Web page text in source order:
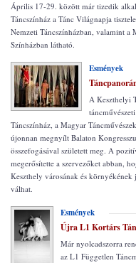
Április 17-29. között már tizedik
Táncszínház a Tánc Világnapja
Nemzeti Táncszínházban, valamint a
Színházban látható.
Esmények
A Keszthelyi
Táncszínház, a Magyar
újonnan megnyílt Balaton
összefogásával született meg. A
megerősítette a szervezőket abban,
Keszthely városának és
válhat.
Esmények
Újra L1 Kortárs
Már nyolcadszorra
az L1 Független